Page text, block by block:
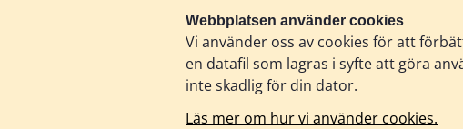
Webbplatsen använder cookies
Vi använder oss av cookies för att
en datafil som lagras i syfte att göra
inte skadlig för din dator.
Läs mer om hur vi använder cookies.